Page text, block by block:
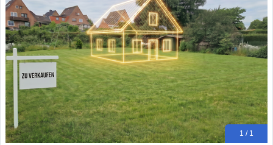
1 / 1